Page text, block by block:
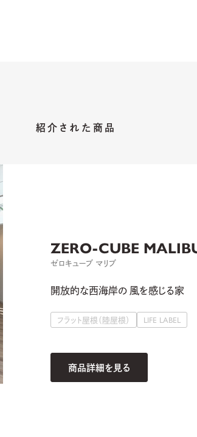
紹介された商品
ZERO-CUBE
ゼロキューブ マリブ
開放的な西海岸の 風を感じる家
フラット屋根（陸屋根） LIFE LABEL
商品詳細を見る